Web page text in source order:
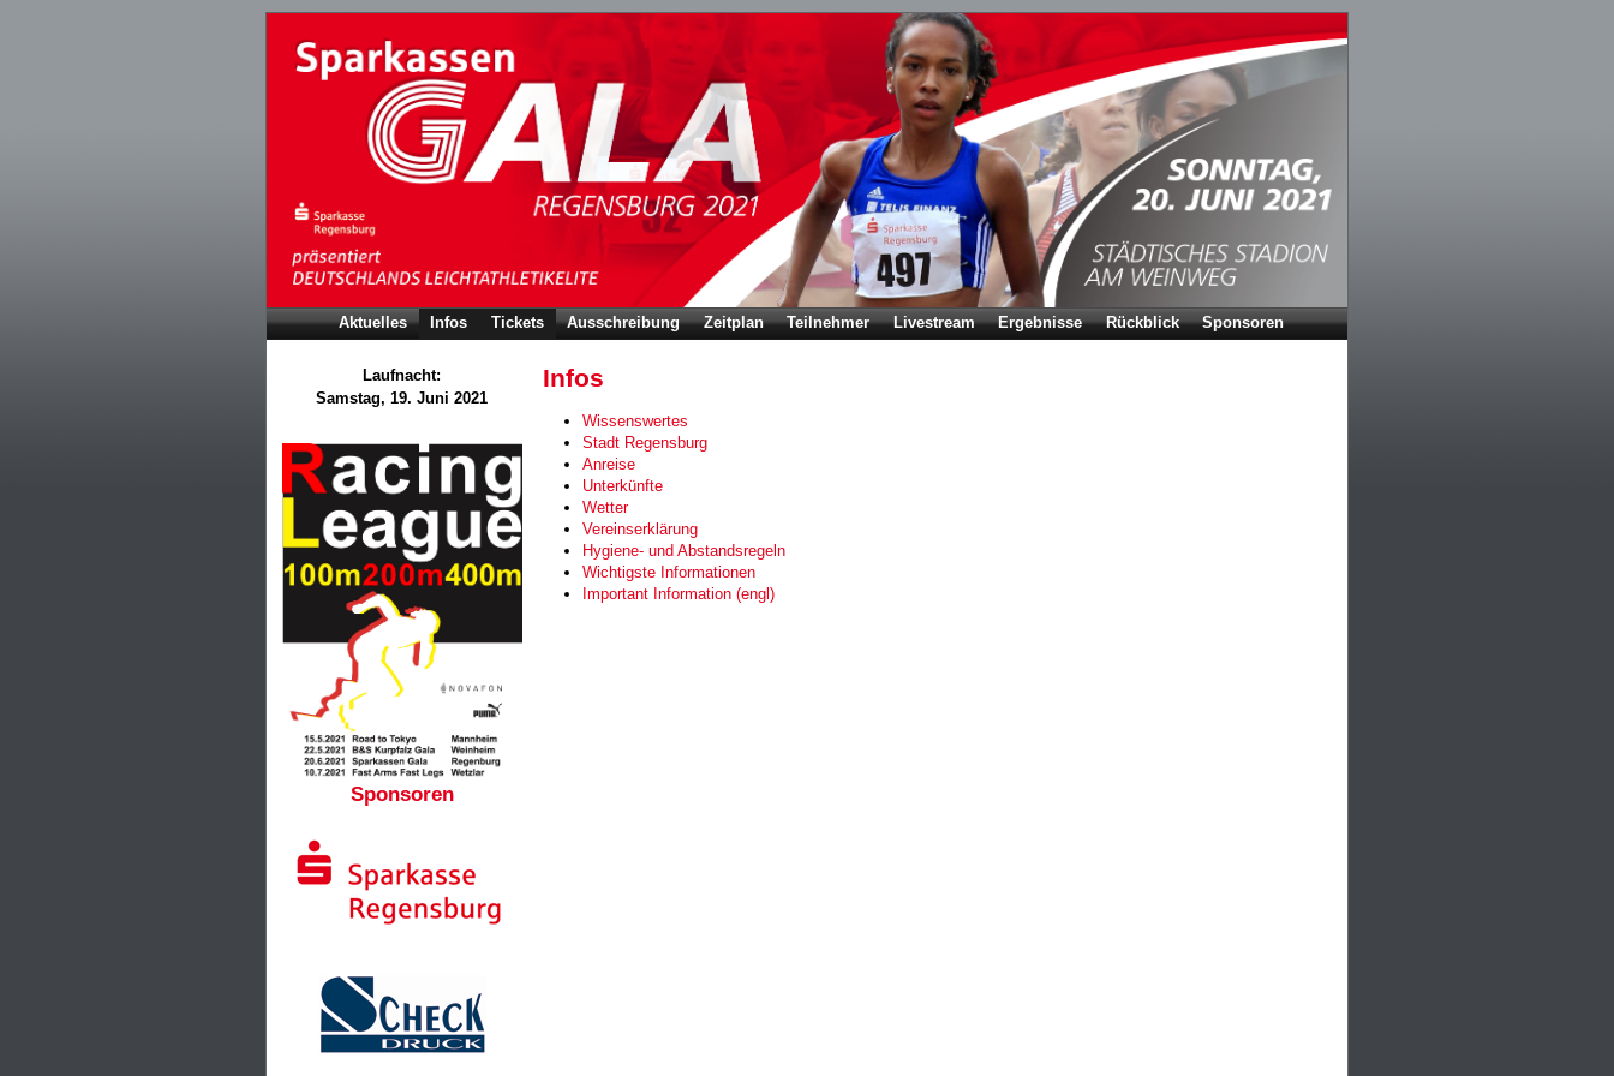
Aktuelles Infos Tickets Ausschreibung Zeitplan Teilnehmer Livestream Ergebnisse Rückblick Sponsoren
Laufnacht:
Samstag, 19. Juni 2021
Sponsoren
Infos
Wissenswertes
Stadt Regensburg
Anreise
Unterkünfte
Wetter
Vereinserklärung
Hygiene- und Abstandsregeln
Wichtigste Informationen
Important Information (engl)